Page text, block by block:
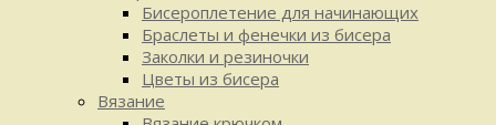
Бисероплетение для начинающих
Браслеты и фенечки из бисера
Заколки и резиночки
Цветы из бисера
Вязание